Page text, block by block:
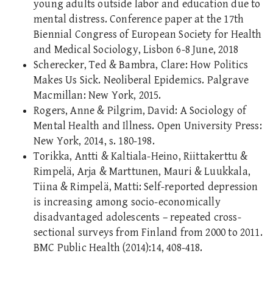
young adults outside labor and education due to
mental distress. Conference paper at the 17th
Biennial Congress of European Society for Health
and Medical Sociology, Lisbon 6-8 June, 2018
Scherecker, Ted & Bambra, Clare: How Politics
Makes Us Sick. Neoliberal Epidemics. Palgrave
Macmillan: New York, 2015.
Rogers, Anne & Pilgrim, David: A Sociology of
Mental Health and Illness. Open University Press:
New York, 2014, s. 180-198.
Torikka, Antti & Kaltiala-Heino, Riittakerttu &
Rimpelä, Arja & Marttunen, Mauri & Luukkala,
Tiina & Rimpelä, Matti: Self-reported depression
is increasing among socio-economically
disadvantaged adolescents – repeated cross-
sectional surveys from Finland from 2000 to 2011.
BMC Public Health (2014):14, 408-418.